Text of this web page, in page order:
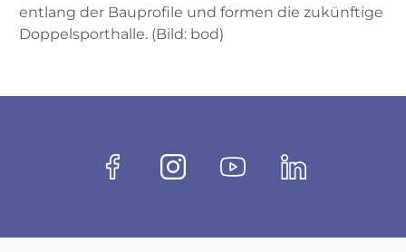
entlang der Bauprofile und formen die zukünftige
Doppelsporthalle. (Bild: bod)
Socials
FacebookInstagramYoutubeLinkedin